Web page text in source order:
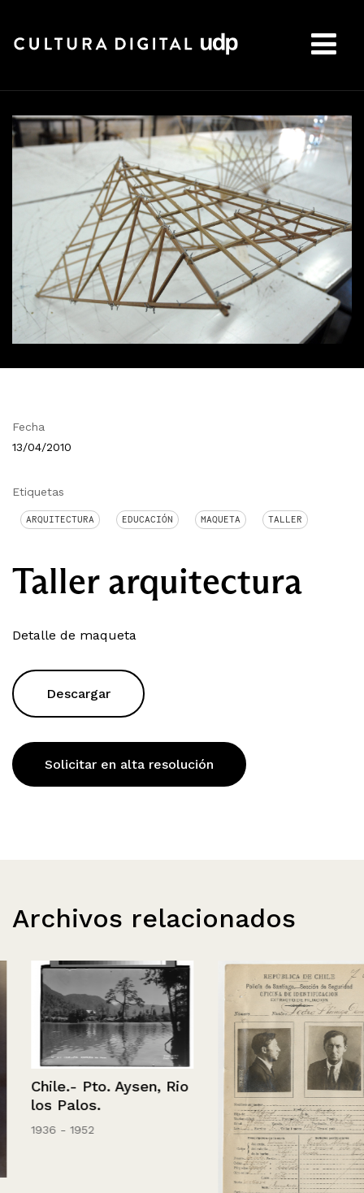
Fecha
13/04/2010
Etiquetas
ARQUITECTURA EDUCACIÓN MAQUETA TALLER
Taller arquitectura
Detalle de maqueta
Descargar
Solicitar en alta resolución
Archivos relacionados
Chile.- Pto. Aysen, Rio
los Palos.
1936 - 1952